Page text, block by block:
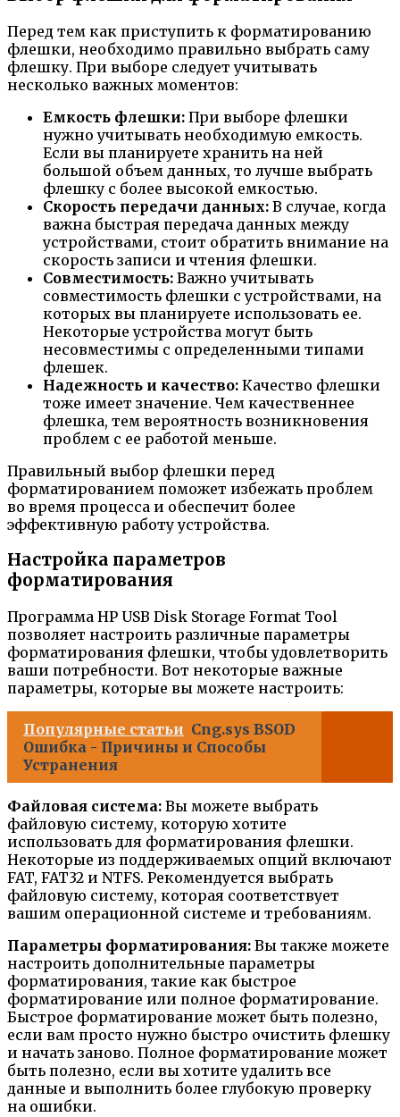
Перед тем как приступить к форматированию
флешки, необходимо правильно выбрать саму
флешку. При выборе следует учитывать
несколько важных моментов:
Емкость флешки: При выборе флешки
нужно учитывать необходимую емкость.
Если вы планируете хранить на ней
большой объем данных, то лучше выбрать
флешку с более высокой емкостью.
Скорость передачи данных: В случае, когда
важна быстрая передача данных между
устройствами, стоит обратить внимание на
скорость записи и чтения флешки.
Совместимость: Важно учитывать
совместимость флешки с устройствами, на
которых вы планируете использовать ее.
Некоторые устройства могут быть
несовместимы с определенными типами
флешек.
Надежность и качество: Качество флешки
тоже имеет значение. Чем качественнее
флешка, тем вероятность возникновения
проблем с ее работой меньше.
Правильный выбор флешки перед
форматированием поможет избежать проблем
во время процесса и обеспечит более
эффективную работу устройства.
Настройка параметров
форматирования
Программа HP USB Disk Storage Format Tool
позволяет настроить различные параметры
форматирования флешки, чтобы удовлетворить
ваши потребности. Вот некоторые важные
параметры, которые вы можете настроить:
Популярные статьи Cng.sys BSOD
Ошибка - Причины и Способы
Устранения
Файловая система: Вы можете выбрать
файловую систему, которую хотите
использовать для форматирования флешки.
Некоторые из поддерживаемых опций включают
FAT, FAT32 и NTFS. Рекомендуется выбрать
файловую систему, которая соответствует
вашим операционной системе и требованиям.
Параметры форматирования: Вы также можете
настроить дополнительные параметры
форматирования, такие как быстрое
форматирование или полное форматирование.
Быстрое форматирование может быть полезно,
если вам просто нужно быстро очистить флешку
и начать заново. Полное форматирование может
быть полезно, если вы хотите удалить все
данные и выполнить более глубокую проверку
на ошибки.